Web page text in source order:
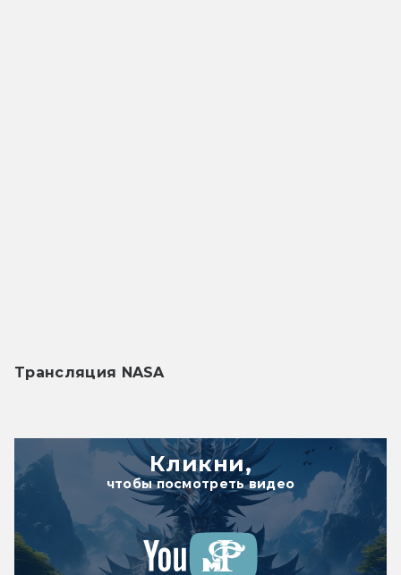
Трансляция NASA
Кликни,
чтобы посмотреть видео